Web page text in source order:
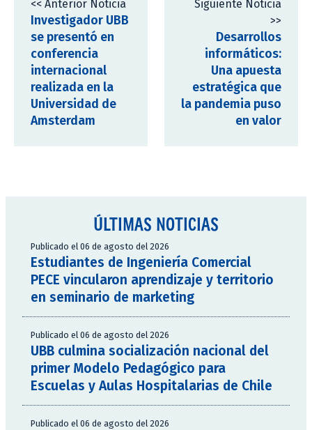
<< Anterior Noticia
Investigador UBB
se presentó en
conferencia
internacional
realizada en la
Universidad de
Amsterdam
Siguiente Noticia
>>
Desarrollos
informáticos:
Una apuesta
estratégica que
la pandemia puso
en valor
ÚLTIMAS NOTICIAS
Publicado el 06 de agosto del 2026
Estudiantes de Ingeniería Comercial
PECE vincularon aprendizaje y territorio
en seminario de marketing
Publicado el 06 de agosto del 2026
UBB culmina socialización nacional del
primer Modelo Pedagógico para
Escuelas y Aulas Hospitalarias de Chile
Publicado el 06 de agosto del 2026